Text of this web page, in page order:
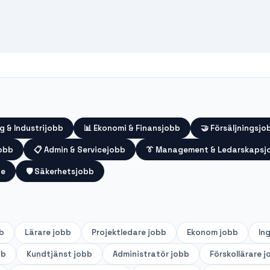
& Industrijobb 📊 Ekonomi & Finansjobb 🤝
📋Admin & Servicejobb 👔 Management &
🛡️ Säkerhetsjobb
Lärare jobb Projektledare jobb Ekonom jobb
Kundtjänst jobb Administratör jobb Förskollärare